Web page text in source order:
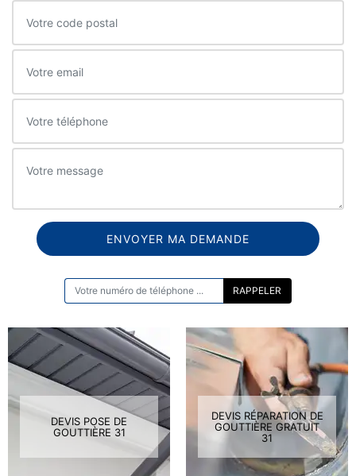
DEVIS POSE DE
GOUTTIÈRE 31
DEVIS RÉPARATION DE
GOUTTIÈRE GRATUIT
31